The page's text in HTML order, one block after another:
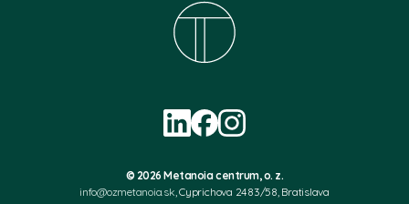
© 2026 Metanoia centrum, o. z.
info@ozmetanoia.sk, Cyprichova 2483/58, Bratislava